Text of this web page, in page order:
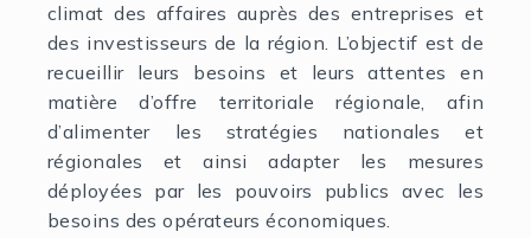
climat des affaires auprès des entreprises et
des investisseurs de la région. L’objectif est de
recueillir leurs besoins et leurs attentes en
matière d’offre territoriale régionale, afin
d’alimenter les stratégies nationales et
régionales et ainsi adapter les mesures
déployées par les pouvoirs publics avec les
besoins des opérateurs économiques.